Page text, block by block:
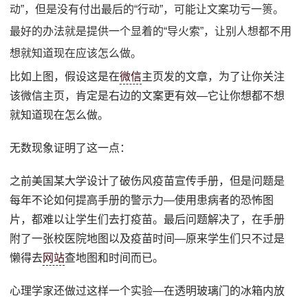
动”，但是没有付出最后的“行动”，可能让文案功亏一篑。
最好的办法就是提供一个显着的“导火索”，让别人想都不用
想就知道现在应该怎么做。
比如上图，假设这是在微信主页发的文章，为了让你关注
该微信主页，肯定是右边的文案更有效—它让你想都不想
就知道现在怎么做。
无数现象证明了这一点：
之前美国某大学设计了破伤风疫苗宣传手册，但是问题是
每年不论如何提高手册的警示力—使用患病者的恐怖图
片，都难以让学生们去打疫苗。最后问题解决了，在手册
附了一张校医院地图以及疫苗时间—原来学生们只不过是
懒得去网站查地图和时间而已。
心理学家还做过这样一个实验—在透明玻璃门的冰箱内放